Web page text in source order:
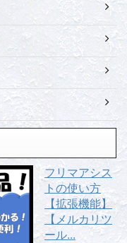
フリマアシス
トの使い方
【拡張機能】
【メルカリツ
ール...